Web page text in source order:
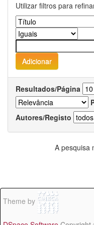
Utilizar filtros para
Resultados/Página
Autores/Registo
A pesquisa
Theme by